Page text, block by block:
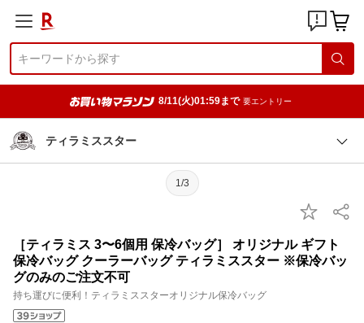
8/11(火)01:59まで 要エントリー
ティラミススター
1/3
［ティラミス 3〜6個用 保冷バッグ］ オリジナル ギフト
保冷バッグ クーラーバッグ ティラミススター ※保冷バッ
グのみのご注文不可
持ち運びに便利！ティラミススターオリジナル保冷バッグ